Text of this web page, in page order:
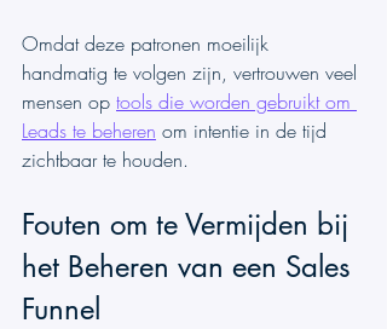
Omdat deze patronen moeilijk
handmatig te volgen zijn, vertrouwen veel
mensen op tools die worden gebruikt om
Leads te beheren om intentie in de tijd
zichtbaar te houden.
Fouten om te Vermijden bij
het Beheren van een Sales
Funnel